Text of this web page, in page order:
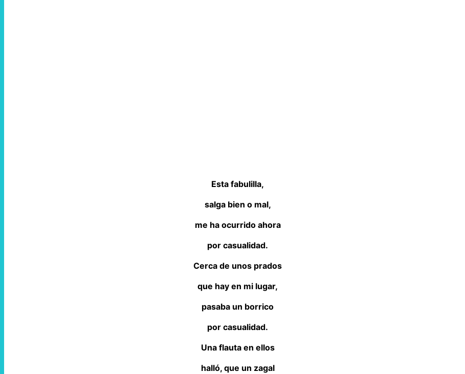
Esta fabulilla,
salga bien o mal,
me ha ocurrido ahora
por casualidad.
Cerca de unos prados
que hay en mi lugar,
pasaba un borrico
por casualidad.
Una flauta en ellos
halló, que un zagal